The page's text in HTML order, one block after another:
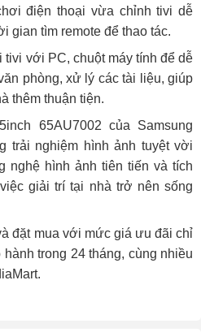
điện thoại vừa chỉnh tivi dễ
gian tìm remote để thao tác.
tivi với PC, chuột máy tính để dễ
phòng, xử lý các tài liệu, giúp
thêm thuận tiện.
65AU7002 của Samsung
trải nghiệm hình ảnh tuyệt vời
nghệ hình ảnh tiên tiến và tích
giải trí tại nhà trở nên sống
đặt mua với mức giá ưu đãi chỉ
trong 24 tháng, cùng nhiều